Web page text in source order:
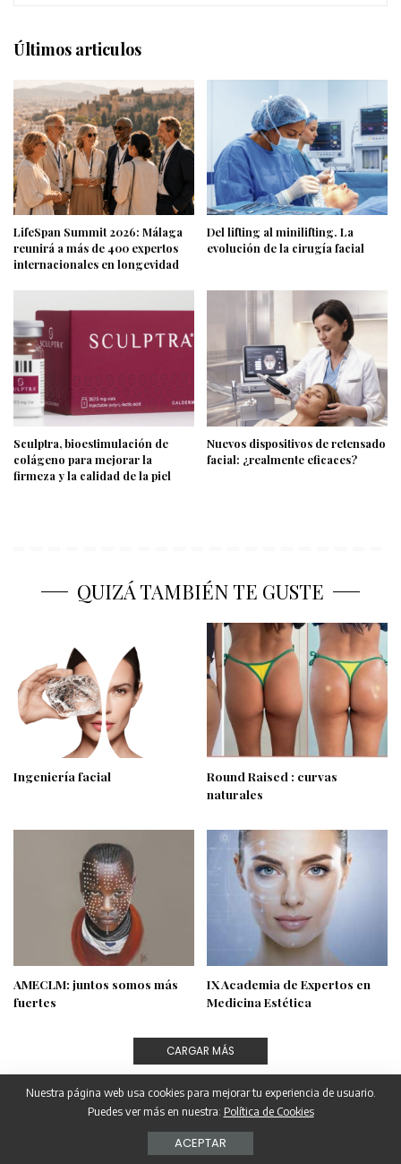
Últimos articulos
LifeSpan Summit 2026: Málaga
reunirá a más de 400 expertos
internacionales en longevidad
Del lifting al minilifting. La
evolución de la cirugía facial
Sculptra, bioestimulación de
colágeno para mejorar la
firmeza y la calidad de la piel
Nuevos dispositivos de retensado
facial: ¿realmente eficaces?
QUIZÁ TAMBIÉN TE GUSTE
Ingeniería facial
Round Raised : curvas
naturales
AMECLM: juntos somos más
fuertes
IX Academia de Expertos en
Medicina Estética
CARGAR MÁS
Nuestra página web usa cookies para mejorar tu experiencia de usuario.
Puedes ver más en nuestra: Política de Cookies
ACEPTAR